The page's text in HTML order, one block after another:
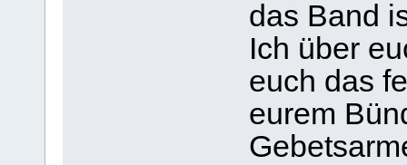
das Band
Ich über
euch das
eurem